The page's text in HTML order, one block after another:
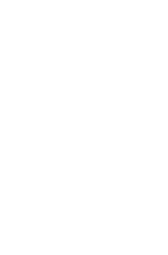
アした安心・安全なユーザーです
マの取引を完了させた実績があります
ビスでの取引実績があります
るものではありません
間以内＆設定した発送日数内に発送してい
ね！